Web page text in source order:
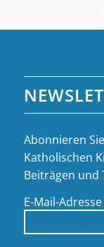
Abonnieren
Katholischen
Beiträgen und
E-Mail-Adresse